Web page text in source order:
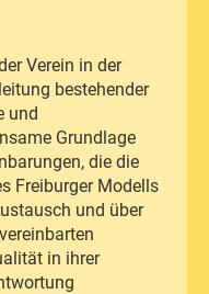
Verein in der
bestehender
und
Grundlage
die die
Freiburger Modells
und über
in ihrer